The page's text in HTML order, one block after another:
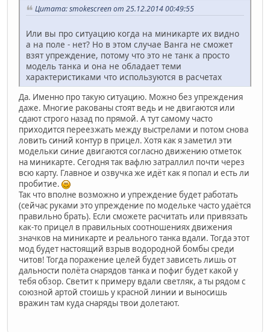
Цитата: smokescreen от 25.12.2014 00:49:55
Или вы про ситуацию когда на миникарте их видно
а на поле - нет? Но в этом случае Ванга не сможет
взят упреждение, потому что это не танк а просто
модель танка и она не обладает теми
характеристиками что используются в расчетах
Да. Именно про такую ситуацию. Можно без упреждения
даже. Многие ракованы стоят ведь и не двигаются или
сдают строго назад по прямой. А тут самому часто
приходится переезжать между выстрелами и потом снова
ловить синий контур в прицел. Хотя как я заметил эти
модельки синие двигаются согласно движению отметок
на миникарте. Сегодня так вафлю затраллил почти через
всю карту. Главное и озвучка же идёт как я попал и есть ли
пробитие.
Так что вполне возможно и упреждение будет работать
(сейчас руками это упреждение по модельке часто удаётся
правильно брать). Если сможете расчитать или привязать
как-то прицел в правильных соотношениях движения
значков на миникарте и реального танка вдали. Тогда этот
мод будет настоящий взрыв водородной бомбы среди
читов! Тогда поражение целей будет зависеть лишь от
дальности полёта снарядов танка и пофиг будет какой у
тебя обзор. Светит к примеру вдали светляк, а ты рядом с
союзной артой стоишь у красной линии и выносишь
вражин там куда снаряды твои долетают.